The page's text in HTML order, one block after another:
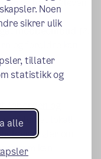
Noen
sikrer ulik
tillater
statistikk og
alle
sørge for at eleven
mobbeombud
og foreldre kan
fra.
for orden og
skolen et lokalt
regler om
som kan